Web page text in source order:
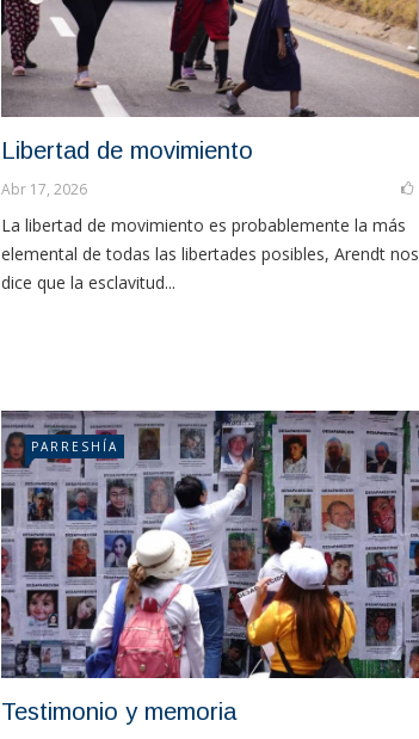
Libertad de movimiento
Abr 17, 2026
La libertad de movimiento es probablemente la más
elemental de todas las libertades posibles, Arendt nos
dice que la esclavitud...
PARRESHÍA
Testimonio y memoria